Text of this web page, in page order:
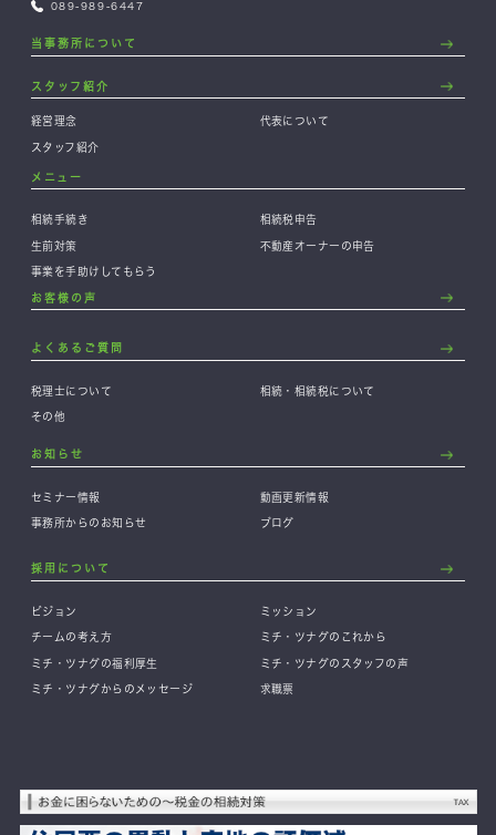
089-989-6447
当事務所について
スタッフ紹介
経営理念 代表について
スタッフ紹介
メニュー
相続手続き 相続税申告
生前対策 不動産オーナーの申告
事業を手助けしてもらう
お客様の声
よくあるご質問
税理士について 相続・相続税について
その他
お知らせ
セミナー情報 動画更新情報
事務所からのお知らせ ブログ
採用について
ビジョン ミッション
チームの考え方 ミチ・ツナグのこれから
ミチ・ツナグの福利厚生 ミチ・ツナグのスタッフの声
ミチ・ツナグからのメッセージ 求職票